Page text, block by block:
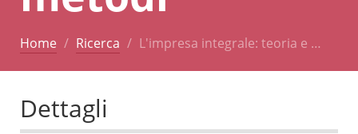
Home Ricerca L'impresa integrale: teoria e …
Dettagli